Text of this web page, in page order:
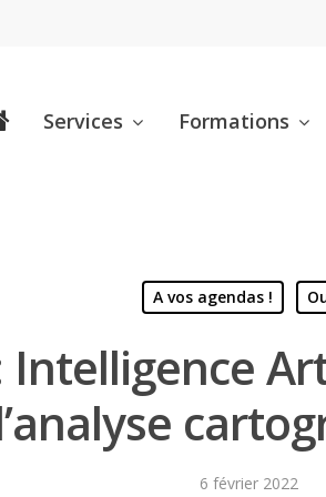
Services Formations
A vos agendas !
Intelligence
6 février 2022